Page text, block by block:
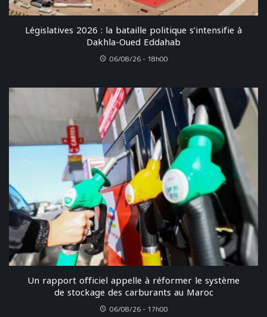
Législatives 2026 : la bataille politique s’intensifie à
Dakhla-Oued Eddahab
06/08/26 - 18h00
Un rapport officiel appelle à réformer le système
de stockage des carburants au Maroc
06/08/26 - 17h00